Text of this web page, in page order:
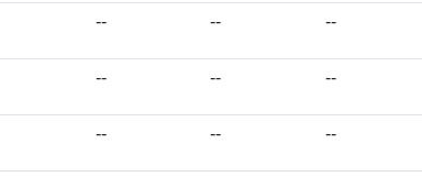
-- -- --
-- -- --
-- -- --